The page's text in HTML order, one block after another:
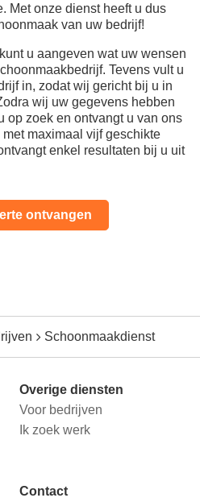
Met onze dienst heeft u dus
van uw bedrijf!
u aangeven wat uw wensen
Tevens vult u
in, zodat wij gericht bij u in
wij uw gegevens hebben
op zoek en ontvangt u van ons
maximaal vijf geschikte
enkel resultaten bij u uit
ontvangen
Schoonmaakdienst
Overige diensten
Voor bedrijven
Ik zoek werk
Contact